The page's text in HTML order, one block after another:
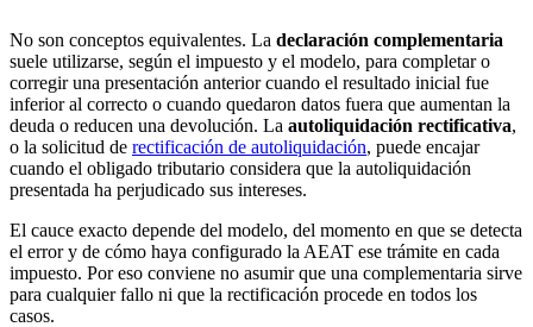
No son conceptos equivalentes. La declaración complementaria
suele utilizarse, según el impuesto y el modelo, para completar o
corregir una presentación anterior cuando el resultado inicial fue
inferior al correcto o cuando quedaron datos fuera que aumentan la
deuda o reducen una devolución. La autoliquidación rectificativa,
o la solicitud de rectificación de autoliquidación, puede encajar
cuando el obligado tributario considera que la autoliquidación
presentada ha perjudicado sus intereses.
El cauce exacto depende del modelo, del momento en que se detecta
el error y de cómo haya configurado la AEAT ese trámite en cada
impuesto. Por eso conviene no asumir que una complementaria sirve
para cualquier fallo ni que la rectificación procede en todos los
casos.